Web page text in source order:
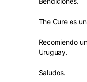
The Cure es
Recomiendo
Uruguay.
Saludos.